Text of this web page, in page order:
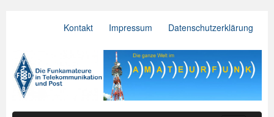
Kontakt Impressum Datenschutzerklärung
VFDB e.V.